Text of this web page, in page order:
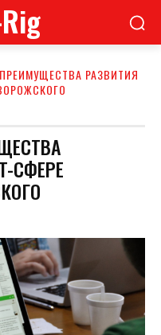
РАЗВИТИЯ
СФЕРЕ